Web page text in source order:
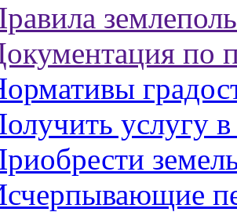
по
услугу в